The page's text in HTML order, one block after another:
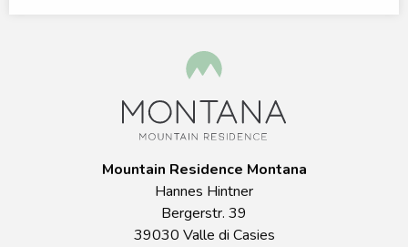
Mountain Residence Montana
Hannes Hintner
Bergerstr. 39
39030 Valle di Casies